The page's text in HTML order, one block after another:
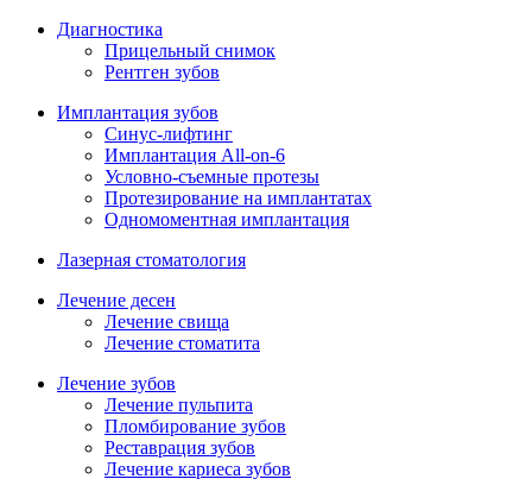
Диагностика
Прицельный снимок
Рентген зубов
Имплантация зубов
Синус-лифтинг
Имплантация All-on-6
Условно-съемные протезы
Протезирование на имплантатах
Одномоментная имплантация
Лазерная стоматология
Лечение десен
Лечение свища
Лечение стоматита
Лечение зубов
Лечение пульпита
Пломбирование зубов
Реставрация зубов
Лечение кариеса зубов